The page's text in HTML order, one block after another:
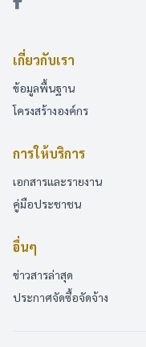
เกี่ยวกับเรา
ข้อมูลพื้นฐาน
โครงสร้างองค์กร
การให้บริการ
เอกสารและรายงาน
คู่มือประชาชน
อื่นๆ
ข่าวสารล่าสุด
ประกาศจัดซื้อจัดจ้าง